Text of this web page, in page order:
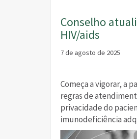
Conselho
HIV/aids
7 de agosto de 2025
Começa a vigorar, a
regras de
privacidade do
imunodeficiência